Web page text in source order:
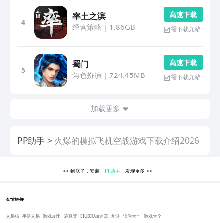
4
率土之滨
经营策略 | 1.86GB
高 速 下 载
需下载九游
5
蜀门
角色扮演 | 724.45MB
高 速 下 载
需下载九游
加载更多
PP助手 火爆的模拟飞机空战游戏下载介绍2026
>> 到底了，安装 「PP助手」 发现更多<<
友情链接
交易猫 手游交易 游戏加速 豌豆荚 BIUBIU加速器 九游 软件大全 游戏大全